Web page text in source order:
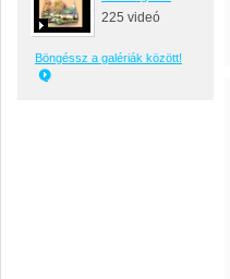
225 videó
Böngéssz a galériák között!